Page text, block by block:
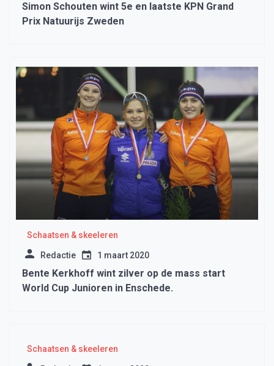
Simon Schouten wint 5e en laatste KPN Grand
Prix Natuurijs Zweden
Schaatsen & skeeleren
Redactie 1 maart 2020
Bente Kerkhoff wint zilver op de mass start
World Cup Junioren in Enschede.
Schaatsen & skeeleren